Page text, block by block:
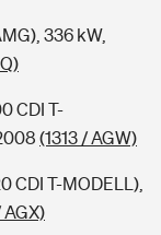
336 kW,
CDI T-
(1313 / AGW)
CDI T-MODELL),
AGX)